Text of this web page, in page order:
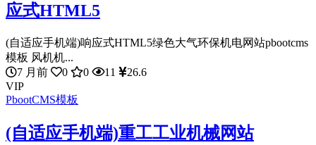
应式HTML5
(自适应手机端)响应式HTML5绿色大气环保机电网站pbootcms
模板 风机机...
7 月前
0 0 11
26.6
VIP
PbootCMS模板
(自适应手机端)重工工业机械网站